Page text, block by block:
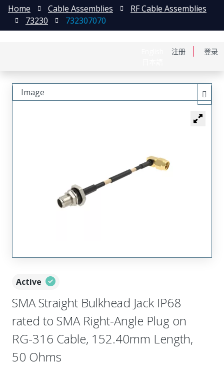
注册 登录
Home Cable Assemblies
RF Cable Assemblies
73230
732307070
Active
SMA Straight Bulkhead Jack IP68
rated to SMA Right-Angle Plug on
RG-316 Cable, 152.40mm Length,
50 Ohms
Image